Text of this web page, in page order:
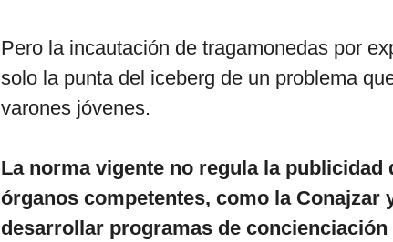
Pero la incautación de tragamonedas por
solo la punta del iceberg de un problema
varones jóvenes.
La norma vigente no regula la publicidad
órganos competentes, como la Conajzar
desarrollar programas de